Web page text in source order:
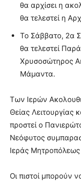
θα αρχίσει η
θα τελεστεί η
Το Σάββατο, 2α
θα τελεστεί
Χρυσοσώτηρος
Μάμαντα.
Των Ιερών
Θείας Λειτουργίας
προστεί ο
Νεόφυτος
Ιεράς
Οι πιστοί μπορούν